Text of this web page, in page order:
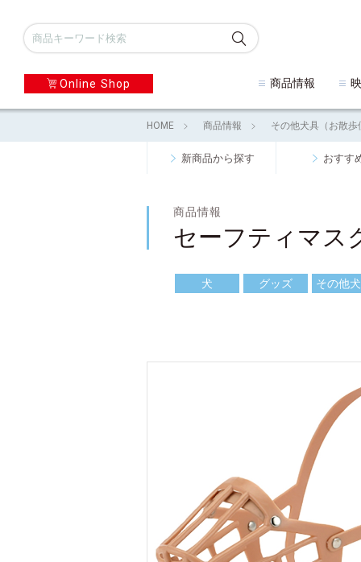
Online Shop 商品情報
HOME 商品情報 その他犬具（お散
新商品から探す おすす
商品情報
セーフティマス
犬 グッズ その他